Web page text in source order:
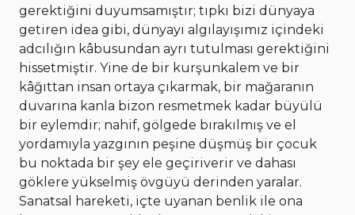
gerektiğini duyumsamıştır; tıpkı bizi dünyaya
getiren idea gibi, dünyayı algılayışımız içindeki
adcılığın kâbusundan ayrı tutulması gerektiğini
hissetmiştir. Yine de bir kurşunkalem ve bir
kâğıttan insan ortaya çıkarmak, bir mağaranın
duvarına kanla bizon resmetmek kadar büyülü
bir eylemdir; nahif, gölgede bırakılmış ve el
yordamıyla yazgının peşine düşmüş bir çocuk
bu noktada bir şey ele geçiriverir ve dahası
göklere yükselmiş övgüyü derinden yaralar.
Sanatsal hareketi, içte uyanan benlik ile ona